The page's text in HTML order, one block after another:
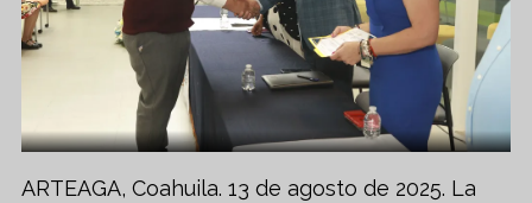
ARTEAGA, Coahuila. 13 de agosto de 2025. La